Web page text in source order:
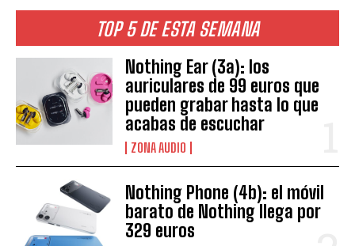
TOP 5 DE ESTA SEMANA
Nothing Ear (3a): los
auriculares de 99 euros que
pueden grabar hasta lo que
acabas de escuchar
ZONA AUDIO
Nothing Phone (4b): el móvil
barato de Nothing llega por
329 euros